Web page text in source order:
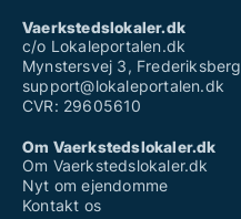
Vaerkstedslokaler.dk
c/o Lokaleportalen.dk
Mynstersvej 3, Frederiksberg
support@lokaleportalen.dk
CVR: 29605610
Om Vaerkstedslokaler.dk
Om Vaerkstedslokaler.dk
Nyt om ejendomme
Kontakt os